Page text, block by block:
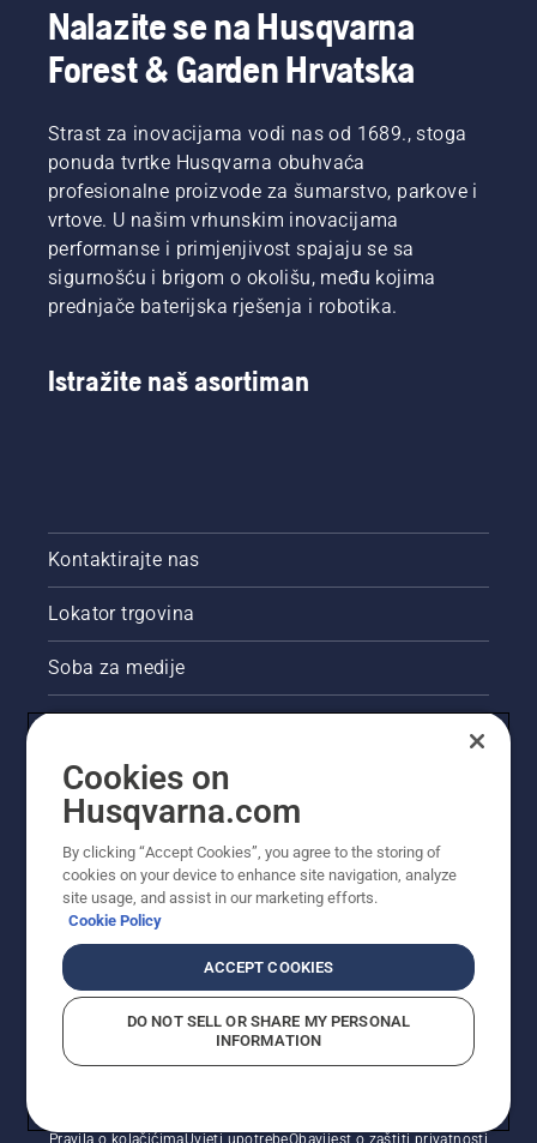
šumarstvo, sigurnosne naočale, hlače za rad s
motornom pilom, jakne za rad s motornom pilom,
rukavice  za rad s motornom pilom, rukavice za
potrepština.
Nalazite se na Husqvarna
Forest & Garden Hrvatska
Strast za inovacijama vodi nas od 1689., stoga
ponuda tvrtke Husqvarna obuhvaća
profesionalne proizvode za šumarstvo, parkove i
vrtove. U našim vrhunskim inovacijama
performanse i primjenjivost spajaju se sa
sigurnošću i brigom o okolišu, među kojima
prednjače baterijska rješenja i robotika.
Istražite naš asortiman
Kontaktirajte nas
Lokator trgovina
Soba za medije
Akcije
Pravne informacije o proizvodu
Ostale stranice tvrtke Husqvarna
Pravila o kolačićimaUvjeti upotrebeObavijest o zaštiti privatnosti
Cookies on
Husqvarna.com
By clicking “Accept Cookies”, you agree to the storing of
cookies on your device to enhance site navigation, analyze
site usage, and assist in our marketing efforts.
Cookie Policy
ACCEPT COOKIES
DO NOT SELL OR SHARE MY PERSONAL
INFORMATION